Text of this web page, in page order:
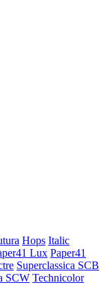
Hops Italic
Lux Paper41
Superclassica SCB
SCW Technicolor